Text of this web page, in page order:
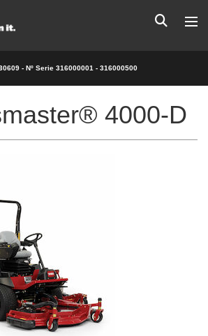
- Nº Serie 316000001 - 316000500
4000-D